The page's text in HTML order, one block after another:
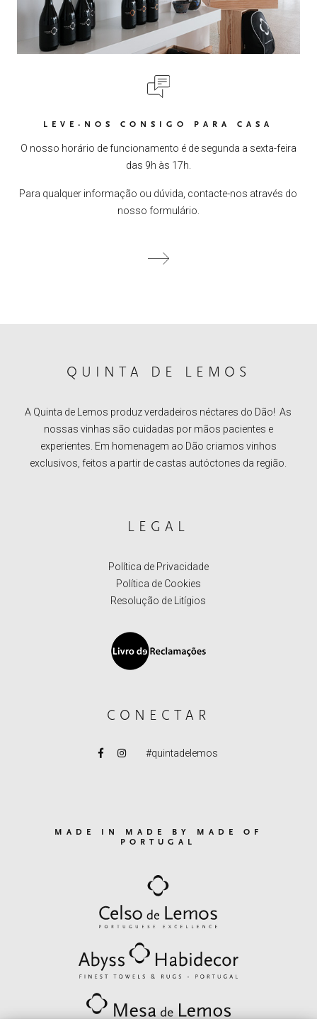
LEVE-NOS CONSIGO PARA CASA
O nosso horário de funcionamento é de segunda a sexta-feira
das 9h às 17h.
Para qualquer informação ou dúvida, contacte-nos através do
nosso formulário.
QUINTA DE LEMOS
A Quinta de Lemos produz verdadeiros néctares do Dão! As
nossas vinhas são cuidadas por mãos pacientes e
experientes. Em homenagem ao Dão criamos vinhos
exclusivos, feitos a partir de castas autóctones da região.
LEGAL
Política de Privacidade
Política de Cookies
Resolução de Litígios
CONECTAR
#quintadelemos
MADE IN MADE BY MADE OF
PORTUGAL